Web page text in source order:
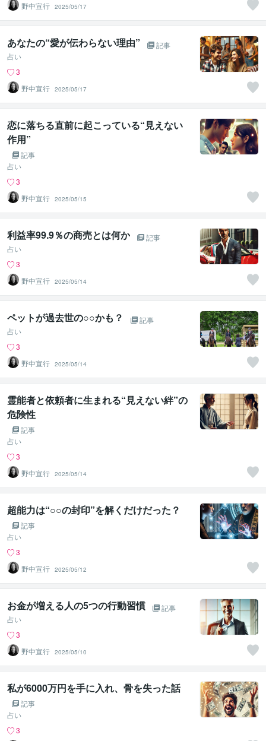
野中宣行 2025/05/17
あなたの“愛が伝わらない理由”
記事
占い
3
野中宣行 2025/05/17
恋に落ちる直前に起こっている“見えない
作用”
記事
占い
3
野中宣行 2025/05/15
利益率99.9％の商売とは何か
記事
占い
3
野中宣行 2025/05/14
ペットが過去世の○○かも？
記事
占い
3
野中宣行 2025/05/14
霊能者と依頼者に生まれる“見えない絆”の
危険性
記事
占い
3
野中宣行 2025/05/14
超能力は“○○の封印”を解くだけだった？
記事
占い
3
野中宣行 2025/05/12
お金が増える人の5つの行動習慣
記事
占い
3
野中宣行 2025/05/10
私が6000万円を手に入れ、骨を失った話
記事
占い
3